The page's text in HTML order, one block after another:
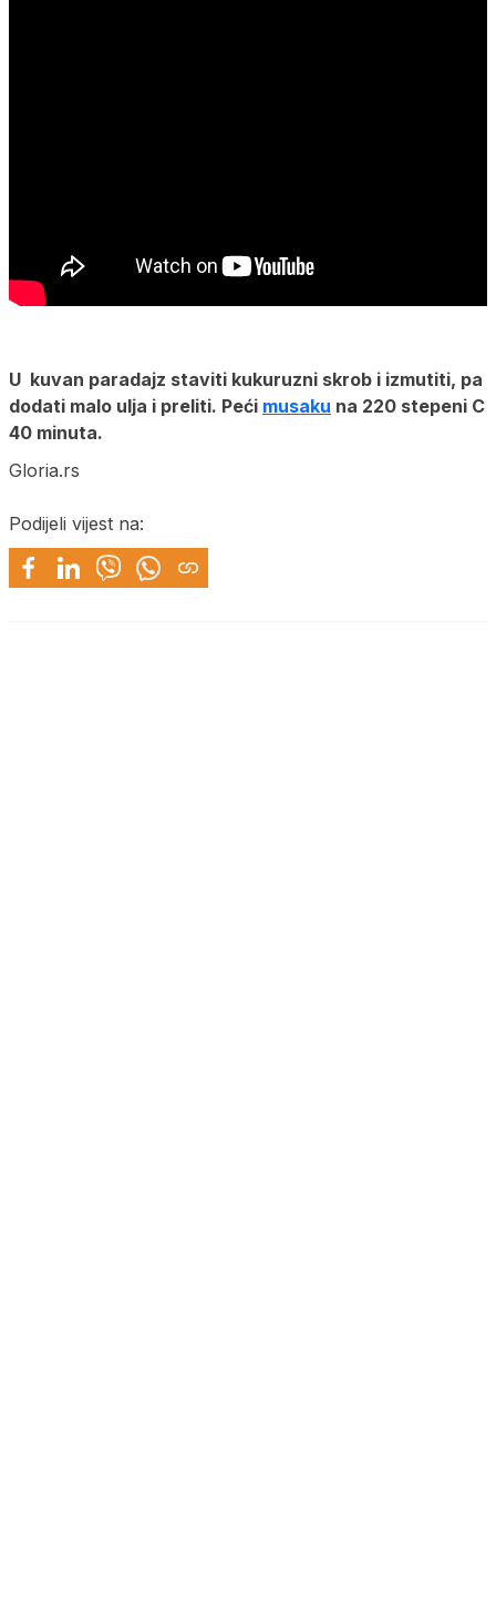
U kuvan paradajz staviti kukuruzni skrob i izmutiti, pa
dodati malo ulja i preliti. Peći musaku na 220 stepeni C
40 minuta.
Gloria.rs
Podijeli vijest na: